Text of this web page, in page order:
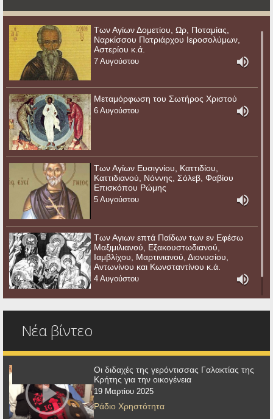
Των Αγίων Δομετίου, Ωρ, Ποταμίας,
Ναρκίσσου Πατριάρχου Ιεροσολύμων,
Αστερίου κ.ά.
7 Αυγούστου
Μεταμόρφωση του Σωτήρος Χριστού
6 Αυγούστου
Των Αγίων Ευσιγνίου, Καττιδίου,
Καττιδιανού, Νόννης, Σόλεβ, Φαβίου
Επισκόπου Ρώμης
5 Αυγούστου
Των Αγιων επτά Παίδων των εν Εφέσω
Μαξιμιλιανού, Εξακουστωδιανού,
Ιαμβλίχου, Μαρτινιανού, Διονυσίου,
Αντωνίνου και Κωνσταντίνου κ.ά.
4 Αυγούστου
Νέα βίντεο
Οι διδαχές της γερόντισσας Γαλακτίας της
Κρήτης για την οικογένεια
19 Μαρτίου 2025
Ράδιο Χρηστότητα